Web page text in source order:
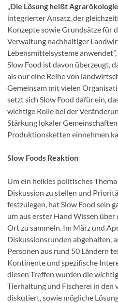
„Die Lösung heißt Agrarökologie
integrierter Ansatz, der
Konzepte sowie Grundsätze für
Verwaltung nachhaltiger
Lebensmittelsysteme
Slow Food ist davon überzeugt,
als nur eine Reihe von
Gemeinsam mit vielen
setzt sich Slow Food dafür ein,
wichtige Rolle bei der
Stärkung lokaler
Produktionsketten einnehmen
Slow Foods Reaktion
Um ein heikles politisches
Diskussion zu stellen und
festzulegen, hat Slow Food sein
um aus erster Hand Wissen
Ort zu sammeln. Im März und
Diskussionsrunden abgehalten,
Personen aus rund 50 Ländern
Kontinente und spezifische
diesen Treffen wurden die
Tierhaltung und Fischerei in den
diskutiert, sowie mögliche